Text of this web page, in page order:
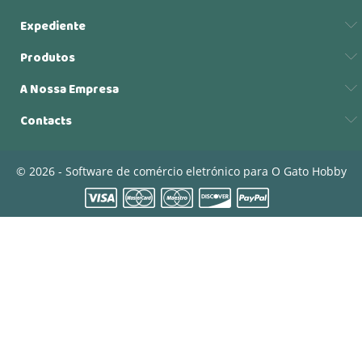
Expediente
Produtos
A Nossa Empresa
Contacts
© 2026 - Software de comércio eletrónico para O Gato Hobby